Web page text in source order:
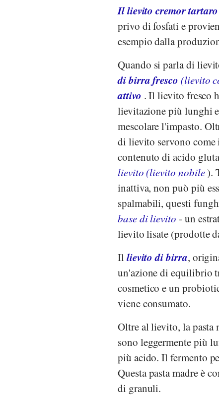
Il lievito cremor tartaro
privo di fosfati e
esempio dalla
Quando si parla di
di birra fresco (lievito
attivo . Il lievito fresco
lievitazione più lunghi
mescolare l'impasto.
di lievito servono
contenuto di acido
lievito (lievito nobile).
inattiva, non può più
spalmabili, questi
base di lievito - un
lievito lisate (prodotte
Illievito di birra,
un'azione di equilibrio
cosmetico e un
viene consumato.
Oltre al lievito, la pasta
sono leggermente più
più acido. Il fermento
Questa pasta madre è
di granuli.